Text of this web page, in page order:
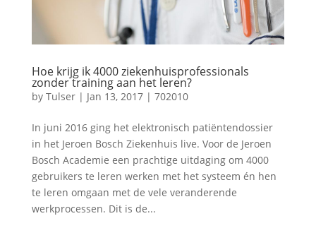
Hoe krijg ik 4000 ziekenhuisprofessionals
zonder training aan het leren?
by Tulser| Jan 13, 2017| 702010
In juni 2016 ging het elektronisch patiëntendossier
in het Jeroen Bosch Ziekenhuis live. Voor de Jeroen
Bosch Academie een prachtige uitdaging om 4000
gebruikers te leren werken met het systeem én hen
te leren omgaan met de vele veranderende
werkprocessen. Dit is de...